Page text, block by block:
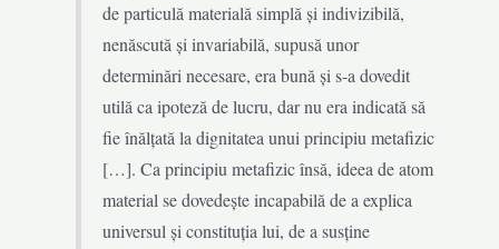
de particulă materială simplă și indivizibilă,
nenăscută și invariabilă, supusă unor
determinări necesare, era bună și s-a dovedit
utilă ca ipoteză de lucru, dar nu era indicată să
fie înălțată la dignitatea unui principiu metafizic
[…]. Ca principiu metafizic însă, ideea de atom
material se dovedește incapabilă de a explica
universul și constituția lui, de a susține